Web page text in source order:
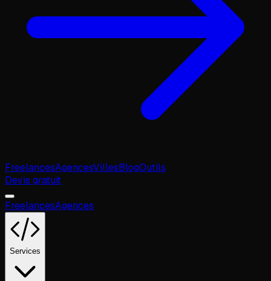
FreelancesAgencesVillesBlogOutils
Devis gratuit
FreelancesAgences
Services